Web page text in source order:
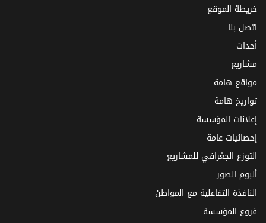
خريطة الموقع
اتصل بنا
أحداث
مشاريع
مواقع هامة
تواريخ هامة
إعلانات المؤسسة
إحصائيات عامة
التوزع الجغرافي للمشاريع
ألبوم الصور
النافذة التفاعلية مع المواطن
فروع المؤسسة